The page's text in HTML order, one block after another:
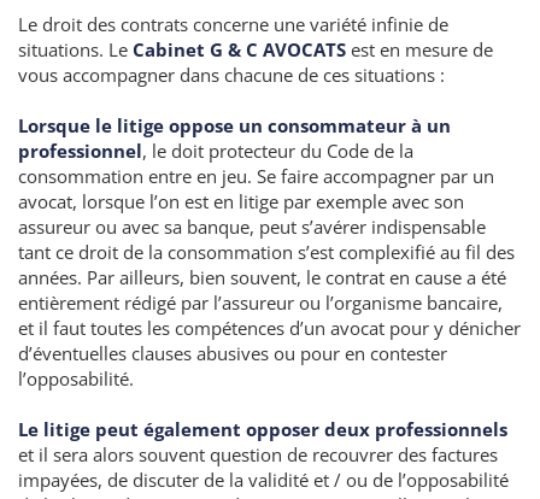
Le droit des contrats concerne une variété infinie de
situations. Le Cabinet G & C AVOCATS est en mesure de
vous accompagner dans chacune de ces situations :
Lorsque le litige oppose un consommateur à un
professionnel, le doit protecteur du Code de la
consommation entre en jeu. Se faire accompagner par un
avocat, lorsque l’on est en litige par exemple avec son
assureur ou avec sa banque, peut s’avérer indispensable
tant ce droit de la consommation s’est complexifié au fil des
années. Par ailleurs, bien souvent, le contrat en cause a été
entièrement rédigé par l’assureur ou l’organisme bancaire,
et il faut toutes les compétences d’un avocat pour y dénicher
d’éventuelles clauses abusives ou pour en contester
l’opposabilité.
Le litige peut également opposer deux professionnels
et il sera alors souvent question de recouvrer des factures
impayées, de discuter de la validité et / ou de l’opposabilité